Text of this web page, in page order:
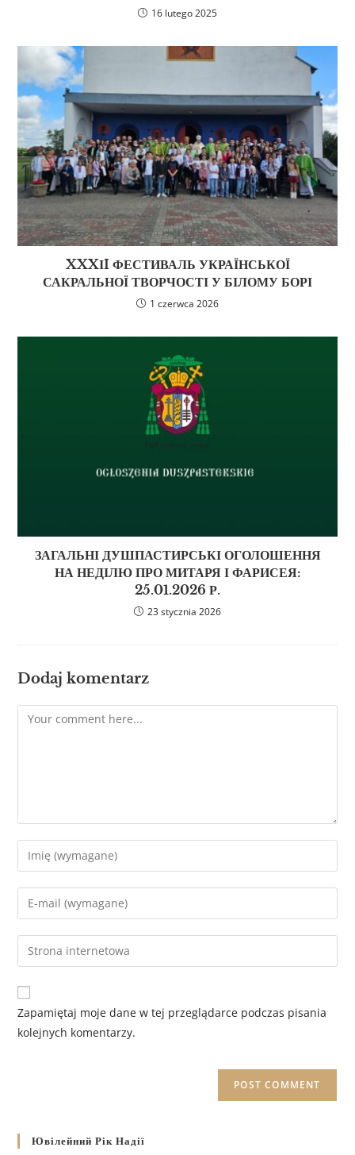
16 lutego 2025
XXXІI ФЕСТИВАЛЬ УКРАЇНСЬКОЇ
САКРАЛЬНОЇ ТВОРЧОСТІ У БІЛОМУ БОРІ
1 czerwca 2026
ЗАГАЛЬНІ ДУШПАСТИРСЬКІ ОГОЛОШЕННЯ
НА НЕДІЛЮ ПРО МИТАРЯ І ФАРИСЕЯ:
25.01.2026 Р.
23 stycznia 2026
Dodaj komentarz
Zapamiętaj moje dane w tej przeglądarce podczas pisania
kolejnych komentarzy.
Ювілейний Рік Надії